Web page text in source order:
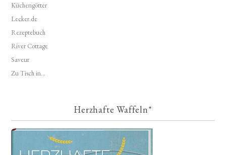
Küchengötter
Lecker.de
Rezeptebuch
River Cottage
Saveur
Zu Tisch in...
Herzhafte Waffeln*